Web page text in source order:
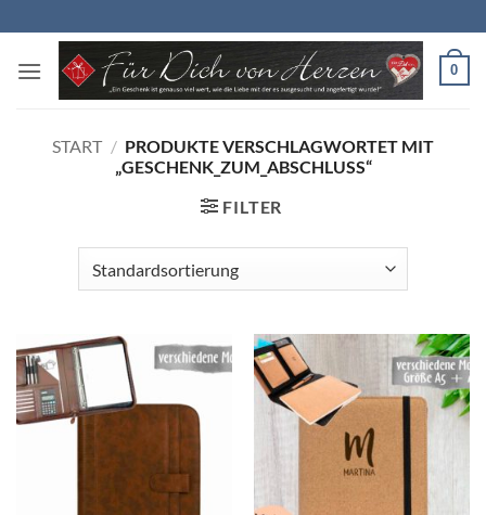
Inhalt
springen
0
START / PRODUKTE VERSCHLAGWORTET MIT
„GESCHENK_ZUM_ABSCHLUSS“
FILTER